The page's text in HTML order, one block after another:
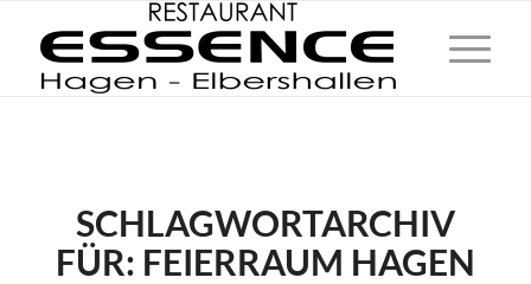
SCHLAGWORTARCHIV
FÜR: FEIERRAUM HAGEN